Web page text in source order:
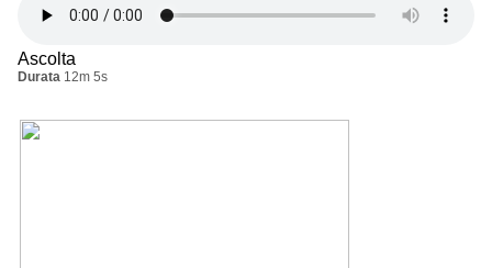
Ascolta
Durata 12m 5s